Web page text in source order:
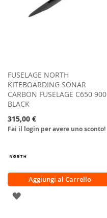
FUSELAGE NORTH
KITEBOARDING SONAR
CARBON FUSELAGE C650 900
BLACK
315,00 €
Fai il login per avere uno sconto!
Aggiungi al Carrello
AGGIUNGI